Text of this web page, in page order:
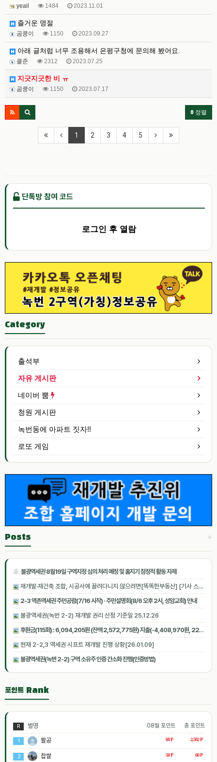
yeail 1484 2023.11.01
즐거운 명절
곰쿵이 1150 2023.09.27
아래 글처럼 너무 조용해서 은평구청에 문의해 봤어요.
클준 2312 2023.07.25
지긋지긋한 비 ㅠ
곰쿵이 1150 2023.07.17
정렬
1 2 3 4 5
단톡방 참여 코드
로그인 후 열람
Category
출석부
자유 게시판
네이버 뿜
청원 게시판
녹번동에 아파트 짓자!!
로또 게임
+
Posts
불광역세권 8월19일 구역지정 심의 처리 예정 및 홈지기 잠정적 활동 자제
재개발·재건축 조합, 시공사에 끌려다니지 않으려면[똑똑한부동산] [기사 스크랩]
2-3 역촌역세권 주민공람(7/16 시작) · 주민설명회(8/6 오후 2시, 성암교회) 안내
불광역세권(녹번 2-2) 재개발 권리 산정 기준일 25.12.26
후원금(115회) : 6,094,205원 (잔액 2,572,775원) 지출(-4,408,970원, 22회) [2026.06.27 07:05:14 기준]
현재 2-2,3 역세권 시프트 재개발 진행 상황[26.01.09]
불광역세권(녹번 2-2) 구역 소유주 인증 간소화 진행(인증방법)
포인트 Rank
총 포인트
08월 포인트
R 별명
2,502 P
60 P
1 팔공
60 P
50 P
2 찹쌀